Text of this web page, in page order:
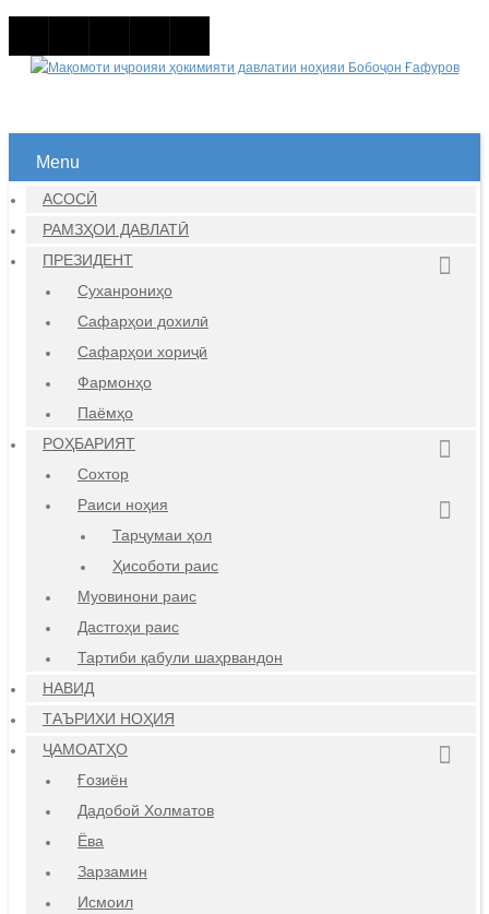
Menu
АСОСӢ
РАМЗҲОИ ДАВЛАТӢ
ПРЕЗИДЕНТ
Суханрониҳо
Сафарҳои дохилӣ
Сафарҳои хориҷӣ
Фармонҳо
Паёмҳо
РОҲБАРИЯТ
Сохтор
Раиси ноҳия
Тарҷумаи ҳол
Ҳисоботи раис
Муовинони раис
Дастгоҳи раис
Тартиби қабули шаҳрвандон
НАВИД
ТАЪРИХИ НОҲИЯ
ҶАМОАТҲО
Ғозиён
Дадобой Холматов
Ёва
Зарзамин
Исмоил